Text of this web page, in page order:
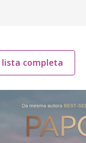
lista completa